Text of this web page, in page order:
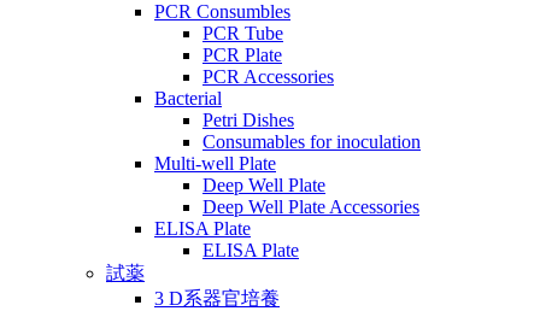
PCR Consumbles
PCR Tube
PCR Plate
PCR Accessories
Bacterial
Petri Dishes
Consumables for inoculation
Multi-well Plate
Deep Well Plate
Deep Well Plate Accessories
ELISA Plate
ELISA Plate
試薬
3 D系器官培養